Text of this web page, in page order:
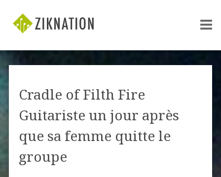
Cradle of Filth Fire
Guitariste un jour après
que sa femme quitte le
groupe